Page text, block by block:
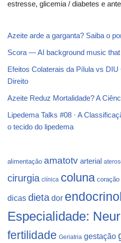
estresse, glicemia / diabetes e
Azeite arde a garganta? Saiba o
Scora — AI background music
Efeitos Colaterais da Pílula vs
Direito
Azeite Reduz Mortalidade? A
Lipedema Talks #08 · A
o tecido do lipedema
alimentação amatotv arterial
cirurgia clínica coluna coração
dicas dieta dor
Especialidade:
fertilidade Geriatria gestação